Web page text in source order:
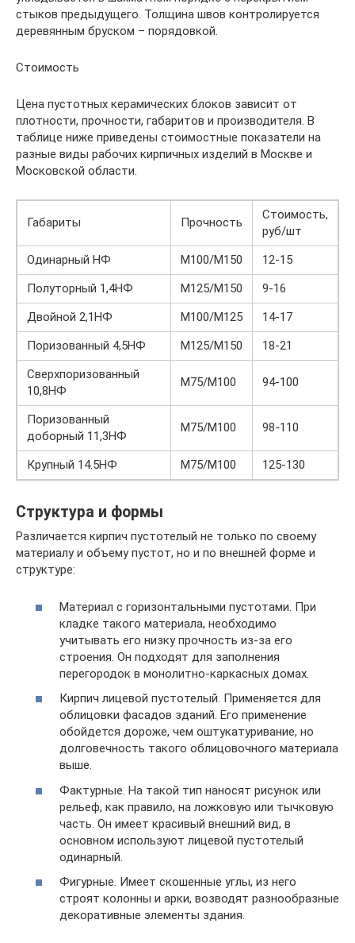
стыков предыдущего. Толщина швов контролируется
деревянным бруском – порядовкой.
Стоимость
Цена пустотных керамических блоков зависит от
плотности, прочности, габаритов и производителя. В
таблице ниже приведены стоимостные показатели на
разные виды рабочих кирпичных изделий в Москве и
Московской области.
Габариты Прочность
Стоимость,
руб/шт
Одинарный НФ
М100/М150
12-15
Полуторный 1,4НФ
М125/М150
9-16
Двойной 2,1НФ
М100/М125
14-17
Поризованный 4,5НФ
М125/М150
18-21
Сверхпоризованный
10,8НФ
М75/М100 94-100
Поризованный
доборный 11,3НФ
М75/М100 98-110
Крупный 14.5НФ М75/М100 125-130
Структура и формы
Различается кирпич пустотелый не только по своему
материалу и объему пустот, но и по внешней форме и
структуре:
Материал с горизонтальными пустотами. При
кладке такого материала, необходимо
учитывать его низку прочность из-за его
строения. Он подходят для заполнения
перегородок в монолитно-каркасных домах.
Кирпич лицевой пустотелый. Применяется для
облицовки фасадов зданий. Его применение
обойдется дороже, чем оштукатуривание, но
долговечность такого облицовочного материала
выше.
Фактурные. На такой тип наносят рисунок или
рельеф, как правило, на ложковую или тычковую
часть. Он имеет красивый внешний вид, в
основном используют лицевой пустотелый
одинарный.
Фигурные. Имеет скошенные углы, из него
строят колонны и арки, возводят разнообразные
декоративные элементы здания.